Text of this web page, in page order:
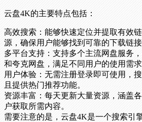
云盘4K的主要特点包括：
高效搜索：能够快速定位并提取有效
源，确保用户能够找到可靠的下载链接
多平台支持：支持多个主流网盘服务
和夸克网盘，满足不同用户的使用需求
用户体验：无需注册登录即可使用，
且提供热门推荐功能。
资源丰富：每天更新大量资源，涵盖
户获取所需内容。
需要注意的是，云盘4K是一个搜索引